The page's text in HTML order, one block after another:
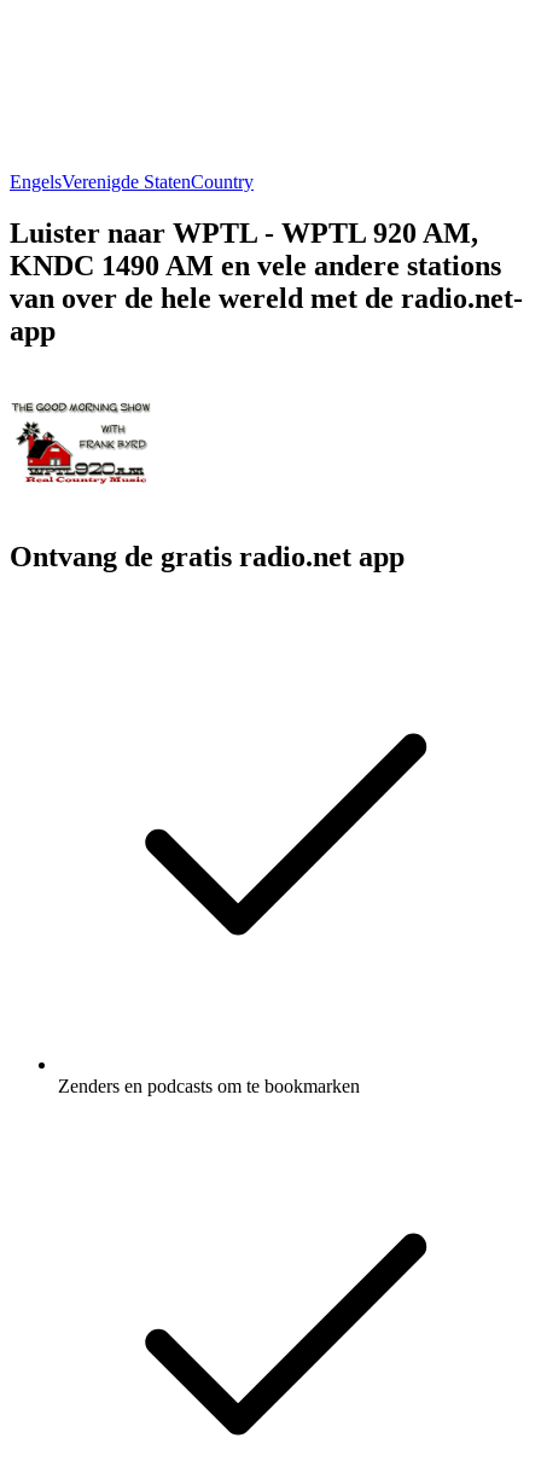
EngelsVerenigde StatenCountry
Luister naar WPTL - WPTL 920 AM,
KNDC 1490 AM en vele andere stations
van over de hele wereld met de radio.net-
app
Ontvang de gratis radio.net app
Zenders en podcasts om te bookmarken